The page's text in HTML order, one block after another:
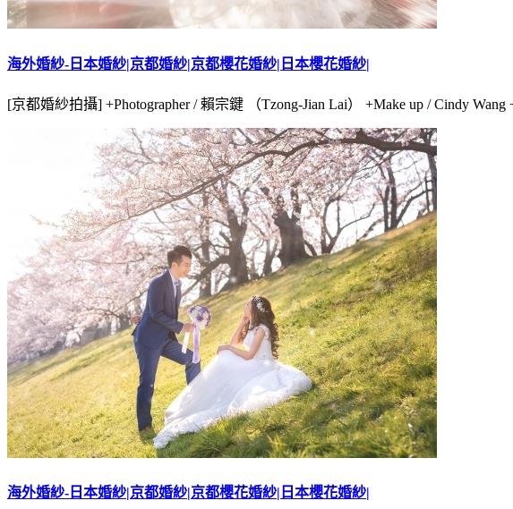
海外婚紗-日本婚紗|京都婚紗|京都櫻花婚紗|日本櫻花婚紗|
[京都婚紗拍攝] +Photographer / 賴宗鍵 （Tzong-Jian Lai） +Make up / Cindy
海外婚紗-日本婚紗|京都婚紗|京都櫻花婚紗|日本櫻花婚紗|